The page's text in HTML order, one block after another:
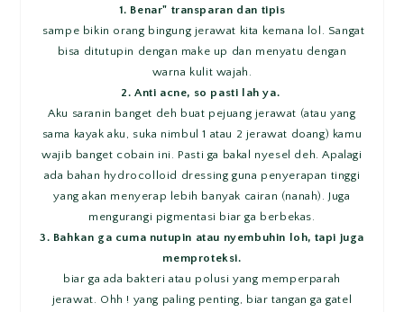
1. Benar" transparan dan tipis
sampe bikin orang bingung jerawat kita kemana lol. Sangat
bisa ditutupin dengan make up dan menyatu dengan
warna kulit wajah.
2. Anti acne, so pasti lah ya.
Aku saranin banget deh buat pejuang jerawat (atau yang
sama kayak aku, suka nimbul 1 atau 2 jerawat doang) kamu
wajib banget cobain ini. Pasti ga bakal nyesel deh. Apalagi
ada bahan hydrocolloid dressing guna penyerapan tinggi
yang akan menyerap lebih banyak cairan (nanah). Juga
mengurangi pigmentasi biar ga berbekas.
3. Bahkan ga cuma nutupin atau nyembuhin loh, tapi juga
memproteksi.
biar ga ada bakteri atau polusi yang memperparah
jerawat. Ohh ! yang paling penting, biar tangan ga gatel